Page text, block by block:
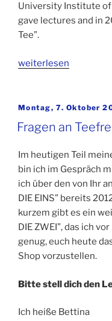
University Institute
gave lectures and in
Tee”.
„Questions
lovers:
Dr.
Peter
Rohrsen“
weiterlesen
Veröffentlicht
Montag, 7. Oktober
Fragen an
Im heutigen Teil
bin ich im Gespräch
ich über den von Ihr
DIE EINS” bereits
kurzem gibt es ein
DIE ZWEI”, das ich
genug, euch heute
Shop vorzustellen.
Bitte stell dich den
Ich heiße Bettina